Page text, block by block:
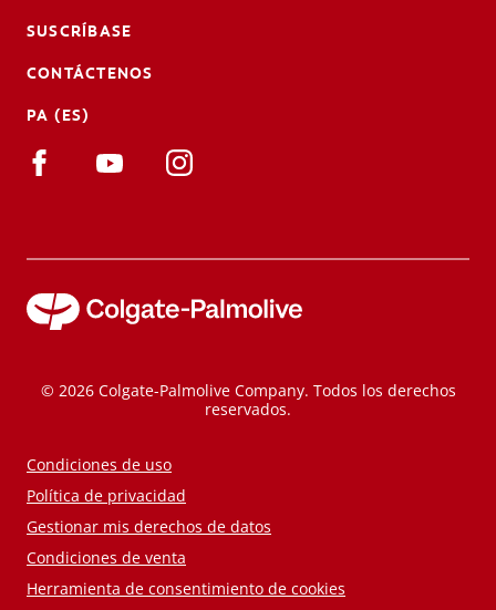
SUSCRÍBASE
CONTÁCTENOS
PA (ES)
© 2026 Colgate-Palmolive Company. Todos los derechos
reservados.
Condiciones de uso
Política de privacidad
Gestionar mis derechos de datos
Condiciones de venta
Herramienta de consentimiento de cookies